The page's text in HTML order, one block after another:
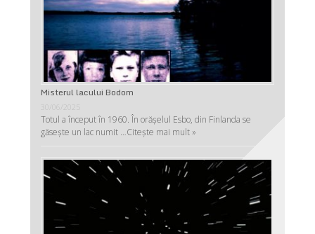
Misterul lacului Bodom
Totul a început în 1960. În orășelul Esbo, din Finlanda se
găsește un lac numit …Citește mai mult »